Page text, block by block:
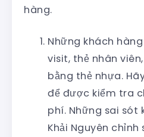
hàng.
Những khách
visit, thẻ nhân viên,
bằng thẻ nhựa.
để được kiểm tra
phí. Những sai sót
Khải Nguyên